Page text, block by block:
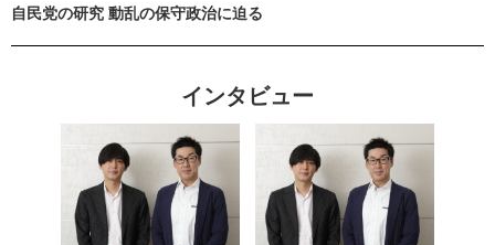
自民党の研究 動乱の保守政治に迫る
インタビュー